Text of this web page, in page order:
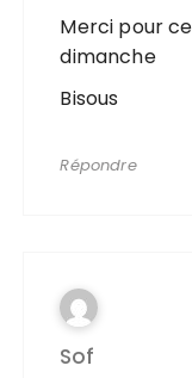
Merci pour
dimanche
Bisous
Répondre
Sof